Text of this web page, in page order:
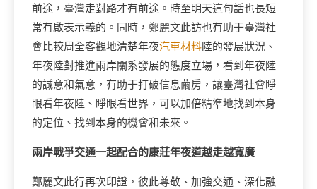
前途，臺灣走對路才有前途。時至明天這句話也長短
常有啟表示義的。同時，鄭麗文此訪也有助于臺灣社
會比較周全客觀地清楚年夜汽車材料陸的發展狀況、
年夜陸對推進兩岸關系發展的態度立場，看到年夜陸
的誠意和氣意，有助于打破信息繭房，讓臺灣社會睜
眼看年夜陸、睜眼看世界，可以加倍精準地找到本身
的定位、找到本身的機會和未來。
兩岸戰爭交通一起配合的康莊年夜道越走越寬廣
鄭麗文此行再次印證，彼此尊敬、加強交通、深化融